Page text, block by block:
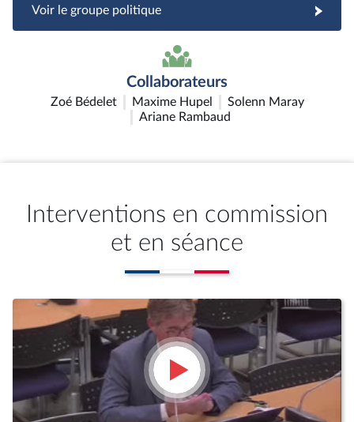
Voir le groupe politique
Collaborateurs
Zoé Bédelet Maxime Hupel
Solenn Maray
Ariane Rambaud
Interventions en commission
et en séance